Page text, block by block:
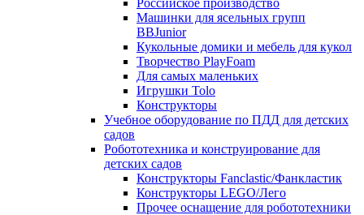
Российское производство
Машинки для ясельных групп
BBJunior
Кукольные домики и мебель для кукол
Творчество PlayFoam
Для самых маленьких
Игрушки Tolo
Конструкторы
Учебное оборудование по ПДД для детских
садов
Робототехника и конструирование для
детских садов
Конструкторы Fanclastic/Фанкластик
Конструкторы LEGO/Лего
Прочее оснащение для робототехники